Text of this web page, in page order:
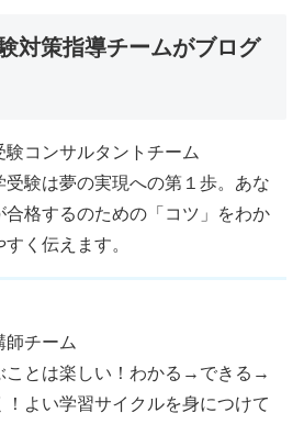
対策指導チームがブログ
コンサルタントチーム
受験は夢の実現への第１歩。あな
合格するのための「コツ」をわか
すく伝えます。
チーム
ことは楽しい！わかる→できる→
！よい学習サイクルを身につけて